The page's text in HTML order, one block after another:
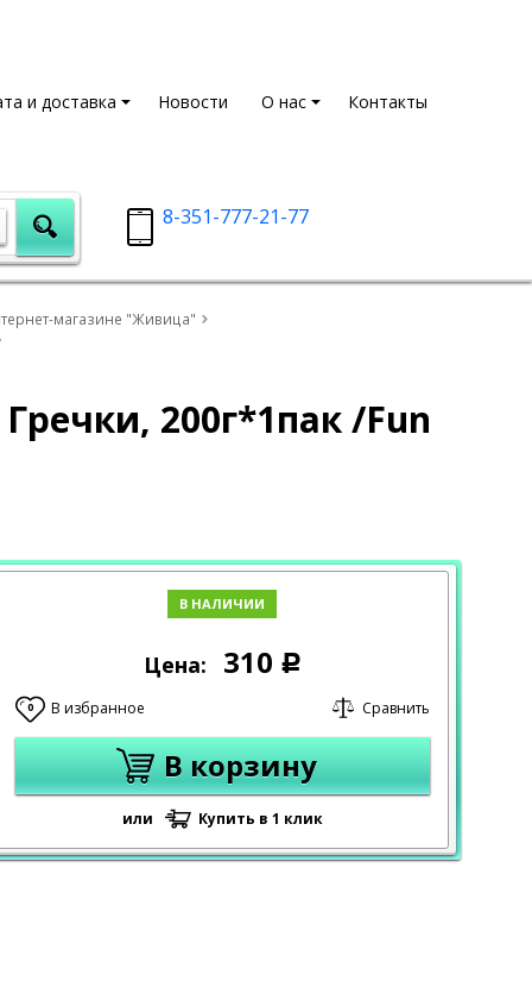
и доставка Новости О нас Контакты
8-351-777-21-77
магазине "Живица"
200г*1пак /Fun
В НАЛИЧИИ
Цена: 310 Р
0 В избранное Сравнить
В корзину
или Купить в 1 клик